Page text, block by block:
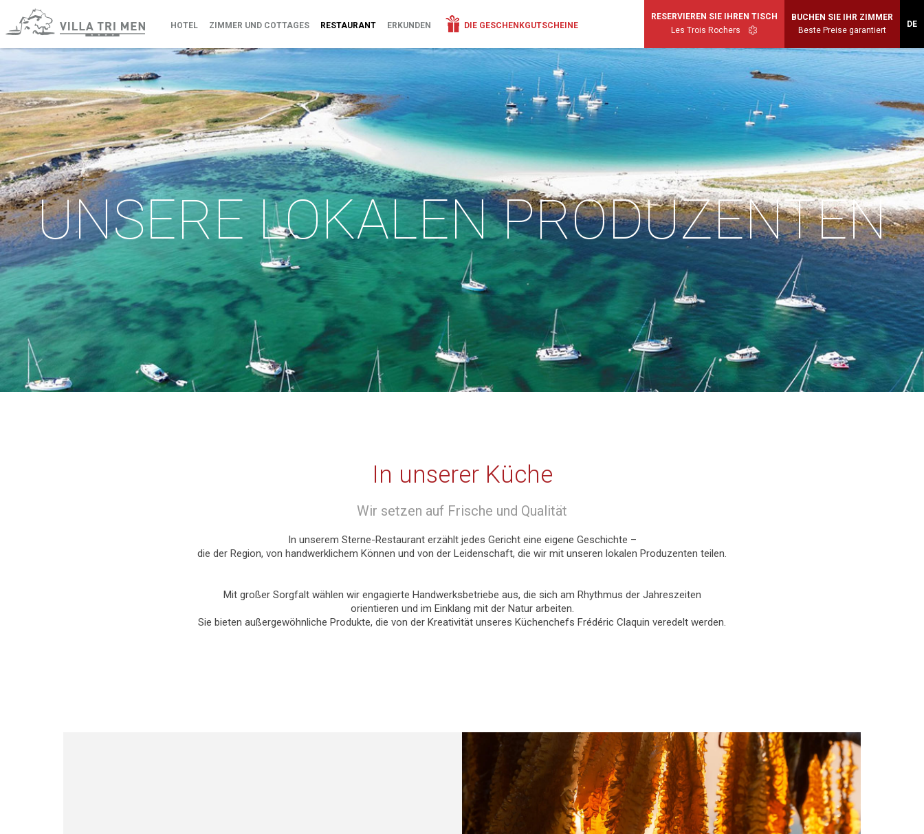
HOTEL ZIMMER UND COTTAGES RESTAURANT ERKUNDEN DIE GESCHENKGUTSCHEINE
RESERVIEREN SIE IHREN TISCH
Les Trois Rochers
BUCHEN SIE IHR ZIMMER
Beste Preise garantiert
DE
UNSERE LOKALEN PRODUZENTEN
In unserer Küche
Wir setzen auf Frische und Qualität
In unserem Sterne-Restaurant erzählt jedes Gericht eine eigene Geschichte –
die der Region, von handwerklichem Können und von der Leidenschaft, die wir mit unseren lokalen Produzenten teilen.
Mit großer Sorgfalt wählen wir engagierte Handwerksbetriebe aus, die sich am Rhythmus der Jahreszeiten
orientieren und im Einklang mit der Natur arbeiten.
Sie bieten außergewöhnliche Produkte, die von der Kreativität unseres Küchenchefs Frédéric Claquin veredelt werden.